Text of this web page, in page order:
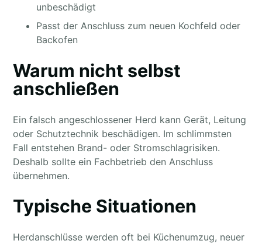
unbeschädigt
Passt der Anschluss zum neuen Kochfeld oder
Backofen
Warum nicht selbst
anschließen
Ein falsch angeschlossener Herd kann Gerät, Leitung
oder Schutztechnik beschädigen. Im schlimmsten
Fall entstehen Brand- oder Stromschlagrisiken.
Deshalb sollte ein Fachbetrieb den Anschluss
übernehmen.
Typische Situationen
Herdanschlüsse werden oft bei Küchenumzug, neuer